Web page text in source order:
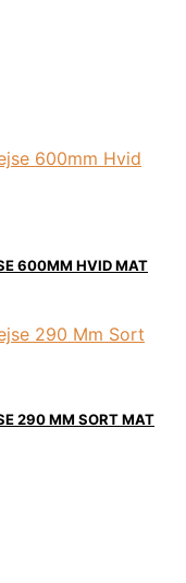
600MM HVID MAT
290 MM SORT MAT